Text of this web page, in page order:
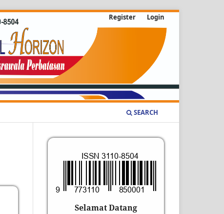
SEARCH
Register Login
Selamat Datang